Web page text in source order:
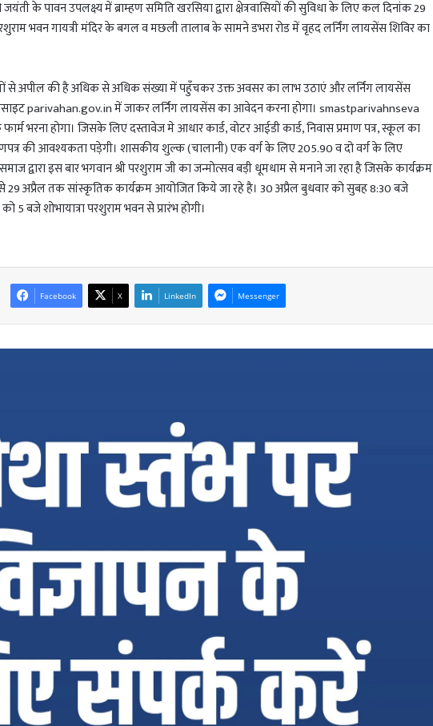
के पावन उपलक्ष्य में ब्राम्हण समिति खरसिया द्वारा क्षेत्रवासियों की सुविधा के लिए कल दिनांक 29
भवन गायत्री मंदिर के बगल व मछली तालाब के सामने डभरा रोड में वृहद लर्निंग लायसेंस शिविर का
से अपील की है अधिक से अधिक संख्या में पहुँचकर उक्त अवसर का लाभ उठाएं और लर्निंग लायसेंस
parivahan.gov.in में जाकर लर्निंग लायसेंस का आवेदन करना होगा। smastparivahnseva
भरना होगा। जिसके लिए दस्तावेज मे आधार कार्ड, वोटर आईडी कार्ड, निवास प्रमाण पत्र, स्कूल का
की आवश्यकता पड़ेगी। शासकीय शुल्क (चालानी) एक वर्ग के लिए 205.90 व दो वर्ग के लिए
द्वारा इस बार भगवान श्री परशुराम जी का जन्मोत्सव बड़ी धूमधाम से मनाने जा रहा है जिसके कार्यक्रम
29 अप्रैल तक सांस्कृतिक कार्यक्रम आयोजित किये जा रहे है। 30 अप्रैल बुधवार को सुबह 8:30 बजे
5 बजे शोभायात्रा परशुराम भवन से प्रारंभ होगी।
Facebook X LinkedIn Messenger